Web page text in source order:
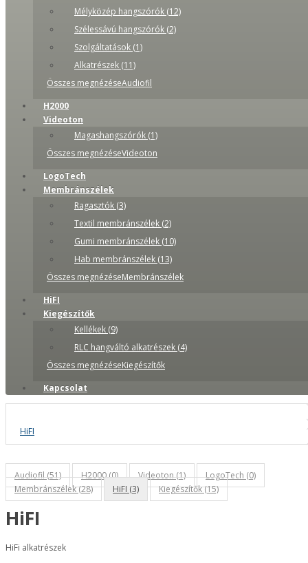
Mélyközép hangszórók (12)
Szélessávú hangszórók (2)
Szolgáltatások (1)
Alkatrészek (11)
Összes megnézéseAudiofil
H2000
Videoton
Magashangszórók (1)
Összes megnézéseVideoton
LogoTech
Membránszélek
Ragasztók (3)
Textil membránszélek (2)
Gumi membránszélek (10)
Hab membránszélek (13)
Összes megnézéseMembránszélek
HiFI
Kiegészítők
Kellékek (9)
RLC hangváltó alkatrészek (4)
Összes megnézéseKiegészítők
Kapcsolat
HiFI
Audiofil (51) H2000 (0) Videoton (1)
LogoTech (0)
Membránszélek (28)
HiFI (3) Kiegészítők (15)
HiFI
HiFi alkatrészek